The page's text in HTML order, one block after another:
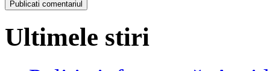
Ultimele stiri